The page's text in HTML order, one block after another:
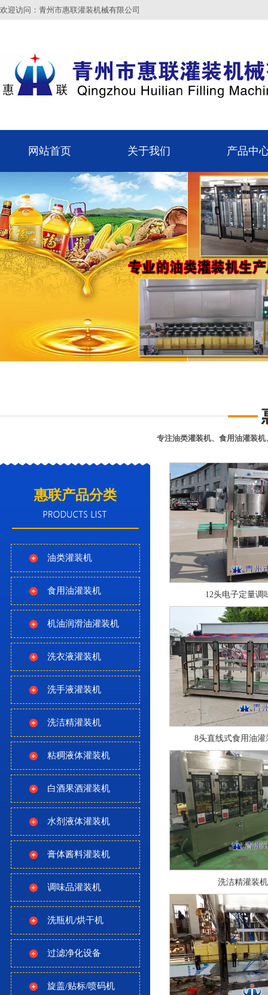
欢迎访问：青州市惠联灌装机械有限公司
网站首页 关于我们 产品中
专注油类灌装机、食用油灌装
惠联产品分类
油类灌装机
食用油灌装机
机油润滑油灌装机
洗衣液灌装机
洗手液灌装机
洗洁精灌装机
粘稠液体灌装机
白酒果酒灌装机
水剂液体灌装机
膏体酱料灌装机
调味品灌装机
洗瓶机/烘干机
过滤净化设备
旋盖/贴标/喷码机
12头电子定量调
8头直线式食用油
洗洁精灌装